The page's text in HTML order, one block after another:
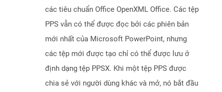
các tiêu chuẩn Office OpenXML Office. Các tệp
PPS vẫn có thể được đọc bởi các phiên bản
mới nhất của Microsoft PowerPoint, nhưng
các tệp mới được tạo chỉ có thể được lưu ở
định dạng tệp PPSX. Khi một tệp PPS được
chia sẻ với người dùng khác và mở, nó bắt đầu